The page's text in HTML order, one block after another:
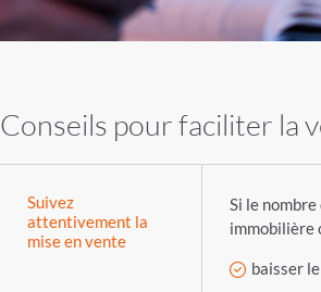
Conseils pour faciliter la
Suivez
attentivement la
mise en vente
Si le
immobilière
baisser